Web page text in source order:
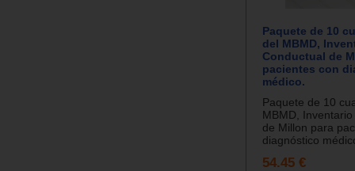
Paquete de 10
del MBMD,
Conductual de
pacientes con
médico.
Paquete de 10
MBMD,
de Millon para
diagnóstico
54.45 €